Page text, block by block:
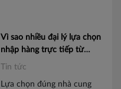
Vì sao nhiều đại lý lựa chọn
nhập hàng trực tiếp từ
Batos?
Tin tức
Lựa chọn đúng nhà cung